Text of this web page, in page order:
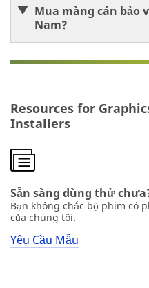
Mua màng cán bảo
Nam?
Resources for
Installers
Sẵn sàng dùng thử
Bạn không chắc bộ phim có
của chúng tôi.
Yêu Cầu Mẫu